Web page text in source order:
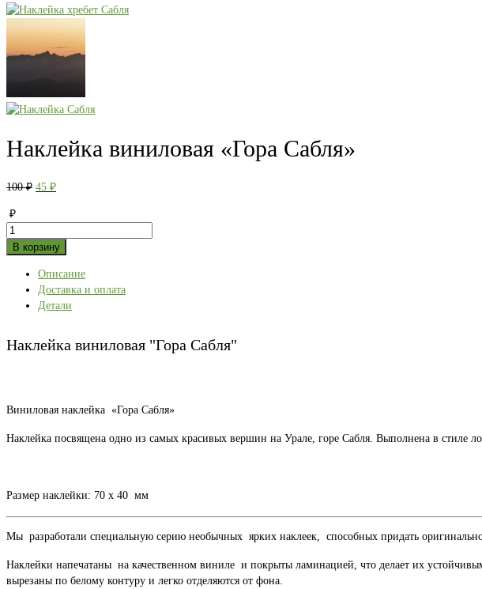
Наклейка виниловая «Гора Сабля»
100₽ Первоначальная
45 ₽Текущая
₽
Количество
товара
виниловая
"Гора
Сабля"
В корзину
Описание
Доставка и оплата
Детали
Наклейка виниловая "Гора Сабля"
Виниловая наклейка «Гора Сабля»
Наклейка посвящена одно из самых красивых вершин на Урале, горе Сабля. Выполнена в стиле
Размер наклейки: 70 x 40 мм
Мы разработали специальную серию необычных ярких наклеек, способных придать
Наклейки напечатаны на качественном виниле и покрыты ламинацией, что делает их
вырезаны по белому контуру и легко отделяются от фона.